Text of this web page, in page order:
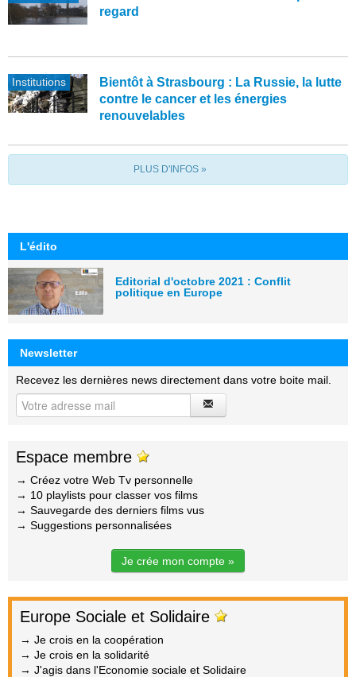
regard
Institutions
Bientôt à Strasbourg : La Russie, la lutte
contre le cancer et les énergies
renouvelables
PLUS D'INFOS »
L'édito
Editorial d'octobre 2021 : Conflit
politique en Europe
Newsletter
Recevez les dernières news directement dans votre boite mail.
Espace membre
→ Créez votre Web Tv personnelle
→ 10 playlists pour classer vos films
→ Sauvegarde des derniers films vus
→ Suggestions personnalisées
Je crée mon compte »
Europe Sociale et Solidaire
→ Je crois en la coopération
→ Je crois en la solidarité
→ J'agis dans l'Economie sociale et Solidaire